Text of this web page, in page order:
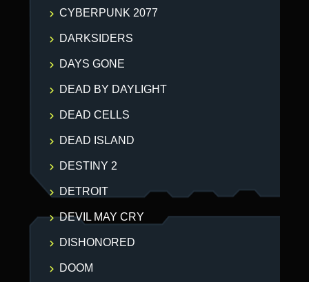
CYBERPUNK 2077
DARKSIDERS
DAYS GONE
DEAD BY DAYLIGHT
DEAD CELLS
DEAD ISLAND
DESTINY 2
DETROIT
DEVIL MAY CRY
DISHONORED
DOOM